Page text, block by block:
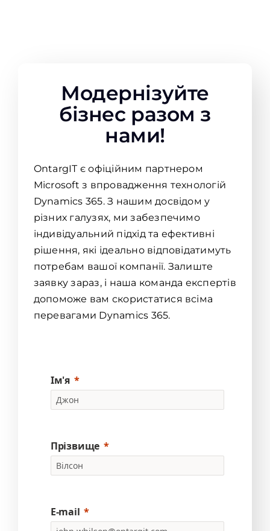
Модернізуйте
бізнес разом з
нами!
OntargIT є офіційним партнером
Microsoft з впровадження технологій
Dynamics 365. З нашим досвідом у
різних галузях, ми забезпечимо
індивідуальний підхід та ефективні
рішення, які ідеально відповідатимуть
потребам вашої компанії. Залиште
заявку зараз, і наша команда експертів
допоможе вам скористатися всіма
перевагами Dynamics 365.
Ім'я
Прізвище
E-mail